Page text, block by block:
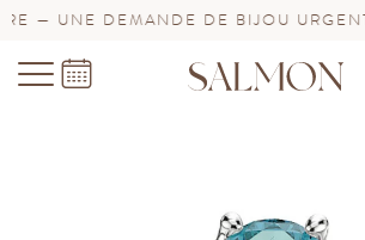
— UNE DEMANDE DE BIJOU